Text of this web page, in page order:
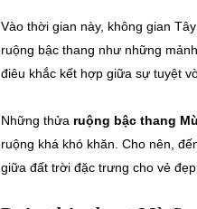
Vào thời gian này, không gian
ruộng bậc thang như những
điêu khắc kết hợp giữa sự tuyệt
Những thửa ruộng bậc thang
ruộng khá khó khăn. Cho nên,
giữa đất trời đặc trưng cho vẻ